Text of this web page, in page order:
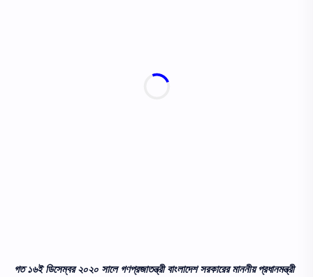
গত ১৬ই ডিসেম্বর ২০২০ সালে গণপ্রজাতন্ত্রী বাংলাদেশ সরকারের মাননীয় প্রধানমন্ত্রী